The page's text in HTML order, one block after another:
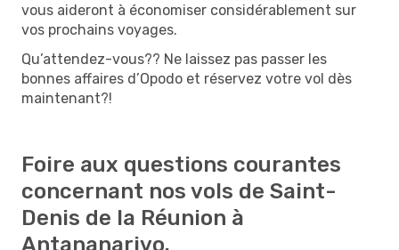
vous aideront à économiser considérablement sur
vos prochains voyages.
Qu’attendez-vous?? Ne laissez pas passer les
bonnes affaires d’Opodo et réservez votre vol dès
maintenant?!
Foire aux questions courantes
concernant nos vols de Saint-
Denis de la Réunion à
Antananarivo.